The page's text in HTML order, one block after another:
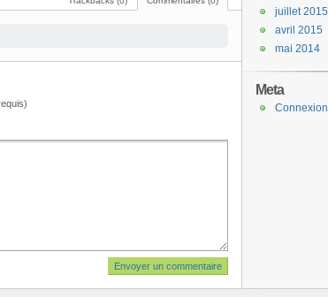
juillet 2015
avril 2015
mai 2014
Meta
Connexion